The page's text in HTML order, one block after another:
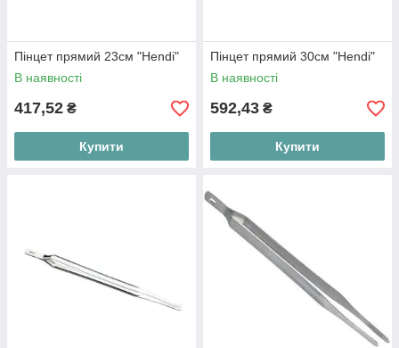
Пінцет прямий 23см "Hendi"
В наявності
417,52 ₴
Купити
Пінцет прямий 30см "Hendi"
В наявності
592,43 ₴
Купити